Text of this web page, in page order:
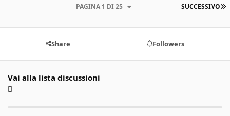
SUCCESSIVO
PAGINA 1 DI 25
Share Followers
Vai alla lista discussioni